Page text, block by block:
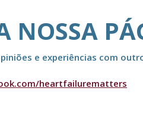
NOSSA
e experiências com
heartfailurematters